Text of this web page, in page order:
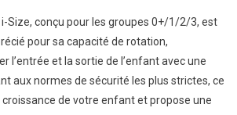
Size, conçu pour les groupes 0+/1/2/3, est
pour sa capacité de rotation,
l’entrée et la sortie de l’enfant avec une
aux normes de sécurité les plus strictes, ce
croissance de votre enfant et propose une